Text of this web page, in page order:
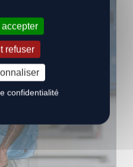
accepter
refuser
confidentialité